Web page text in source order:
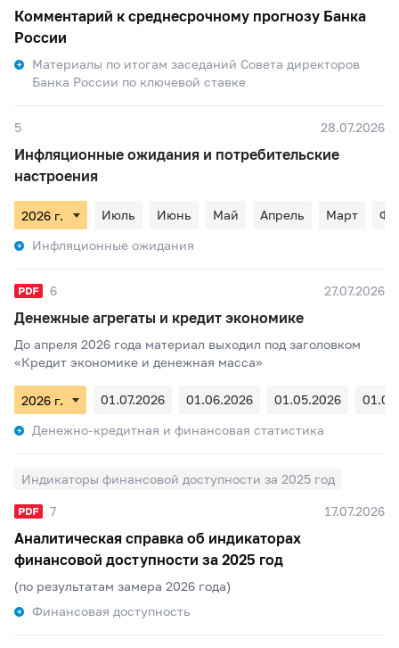
Комментарий к среднесрочному прогнозу Банка
России
Материалы по итогам заседаний Совета директоров
Банка России по ключевой ставке
5 28.07.2026
Инфляционные ожидания и потребительские
настроения
Июль Июнь Май Апрель Март
Инфляционные ожидания
6 27.07.2026
Денежные агрегаты и кредит экономике
До апреля 2026 года материал выходил под заголовком
«Кредит экономике и денежная масса»
01.07.2026 01.06.2026 01.05.2026
Денежно-кредитная и финансовая статистика
Индикаторы финансовой доступности за 2025 год
7 17.07.2026
Аналитическая справка об индикаторах
финансовой доступности за 2025 год
(по результатам замера 2026 года)
Финансовая доступность